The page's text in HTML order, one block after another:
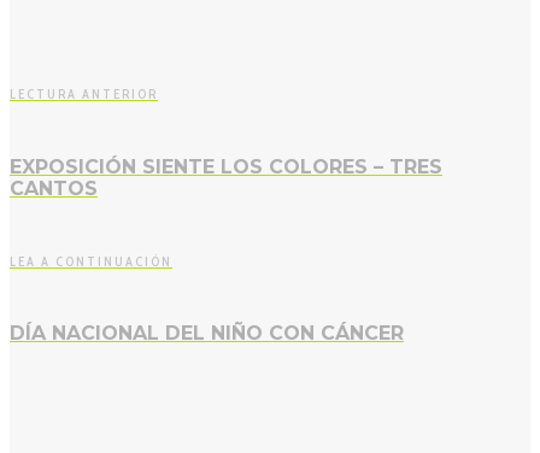
LECTURA ANTERIOR
EXPOSICIÓN SIENTE LOS COLORES – TRES
CANTOS
LEA A CONTINUACIÓN
DÍA NACIONAL DEL NIÑO CON CÁNCER